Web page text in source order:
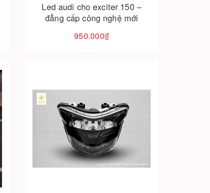
Led audi cho exciter 150 –
đẳng cấp công nghệ mới
950.000₫
Cho vào giỏ hàng